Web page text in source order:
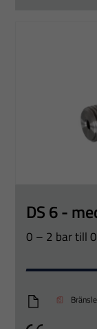
DS 6 -
0 – 2 bar till
DS6-EDS_Eng